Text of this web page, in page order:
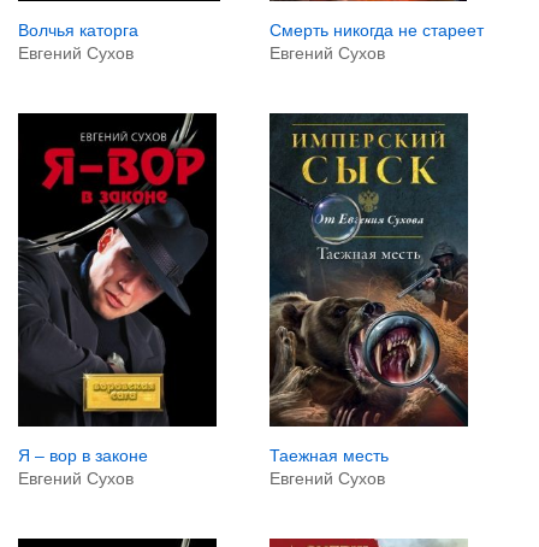
Волчья каторга
Евгений Сухов
Смерть никогда не стареет
Евгений Сухов
Я – вор в законе
Евгений Сухов
Таежная месть
Евгений Сухов